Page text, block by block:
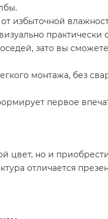
избыточной
практически
зато вы
монтажа, без
первое
цвет, но и
отличается